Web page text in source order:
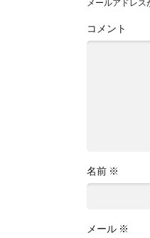
メールアドレス
コメント
名前 ※
メール ※